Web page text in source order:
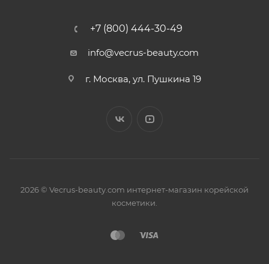
+7 (800) 444-30-49
info@vecrus-beauty.com
г. Москва, ул. Пушкина 19
2026 © Vecrus-beauty.com интернет-магазин корейской
косметики.